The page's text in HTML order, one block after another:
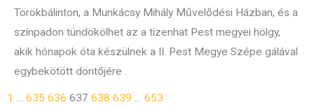
Törökbálinton, a Munkácsy Mihály Művelődési Házban, és a
színpadon tündökölhet az a tizenhat Pest megyei hölgy,
akik hónapok óta készülnek a II. Pest Megye Szépe gálával
egybekötött döntőjére .
1 … 635 636 637 638 639 … 653